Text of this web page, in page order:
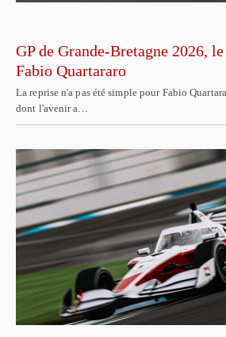
GP de Grande-Bretagne 2026,
Fabio Quartararo
La reprise n'a pas été simple pour Fabio
dont l'avenir a…